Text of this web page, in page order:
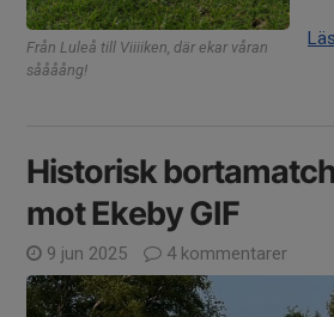
Från Luleå till Viiiiken, där ekar våran
såååång!
Historisk
mot Ekeby GIF
9 jun 2025 4 kommentarer